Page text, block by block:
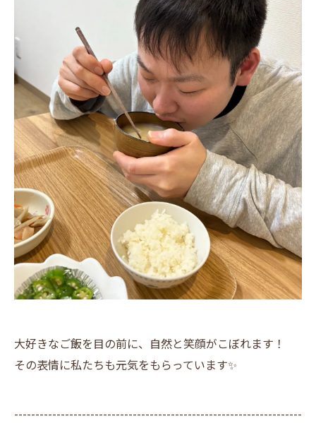
大好きなご飯を目の前に、自然と笑顔がこぼれます！
その表情に私たちも元気をもらっています✨
--------------------------------------------------------------------